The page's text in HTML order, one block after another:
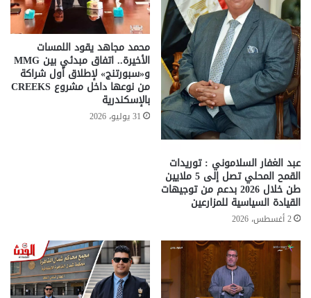
عبد الغفار السلاموني : توريدات
القمح المحلي تصل إلى 5 ملايين
طن خلال 2026 بدعم من توجيهات
القيادة السياسية للمزارعين
2 أغسطس، 2026
محمد مجاهد يقود اللمسات
الأخيرة.. اتفاق مبدئي بين MMG
و«سبورتنج» لإطلاق أول شراكة
من نوعها داخل مشروع CREEKS
بالإسكندرية
31 يوليو، 2026